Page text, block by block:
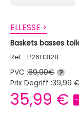
ELLESSE >
Baskets basses
Ref. : P26H3128
PVC :69,90€ ?
Prix Degriff :39,99
35,99 € -